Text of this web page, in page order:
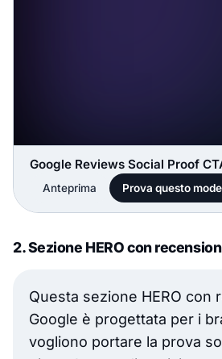
Google Reviews Social Proof
Anteprima Prova questo
2. Sezione HERO con
Questa sezione HERO con
Google è progettata per i
vogliono portare la prova